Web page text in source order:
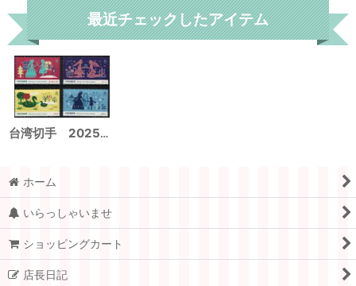
最近チェックしたアイテム
台湾切手 2025年 アンデルセン童話 4種
ホーム
いらっしゃいませ
ショッピングカート
店長日記